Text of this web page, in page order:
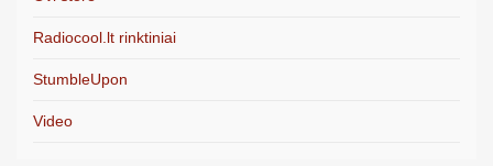
Radiocool.lt rinktiniai
StumbleUpon
Video